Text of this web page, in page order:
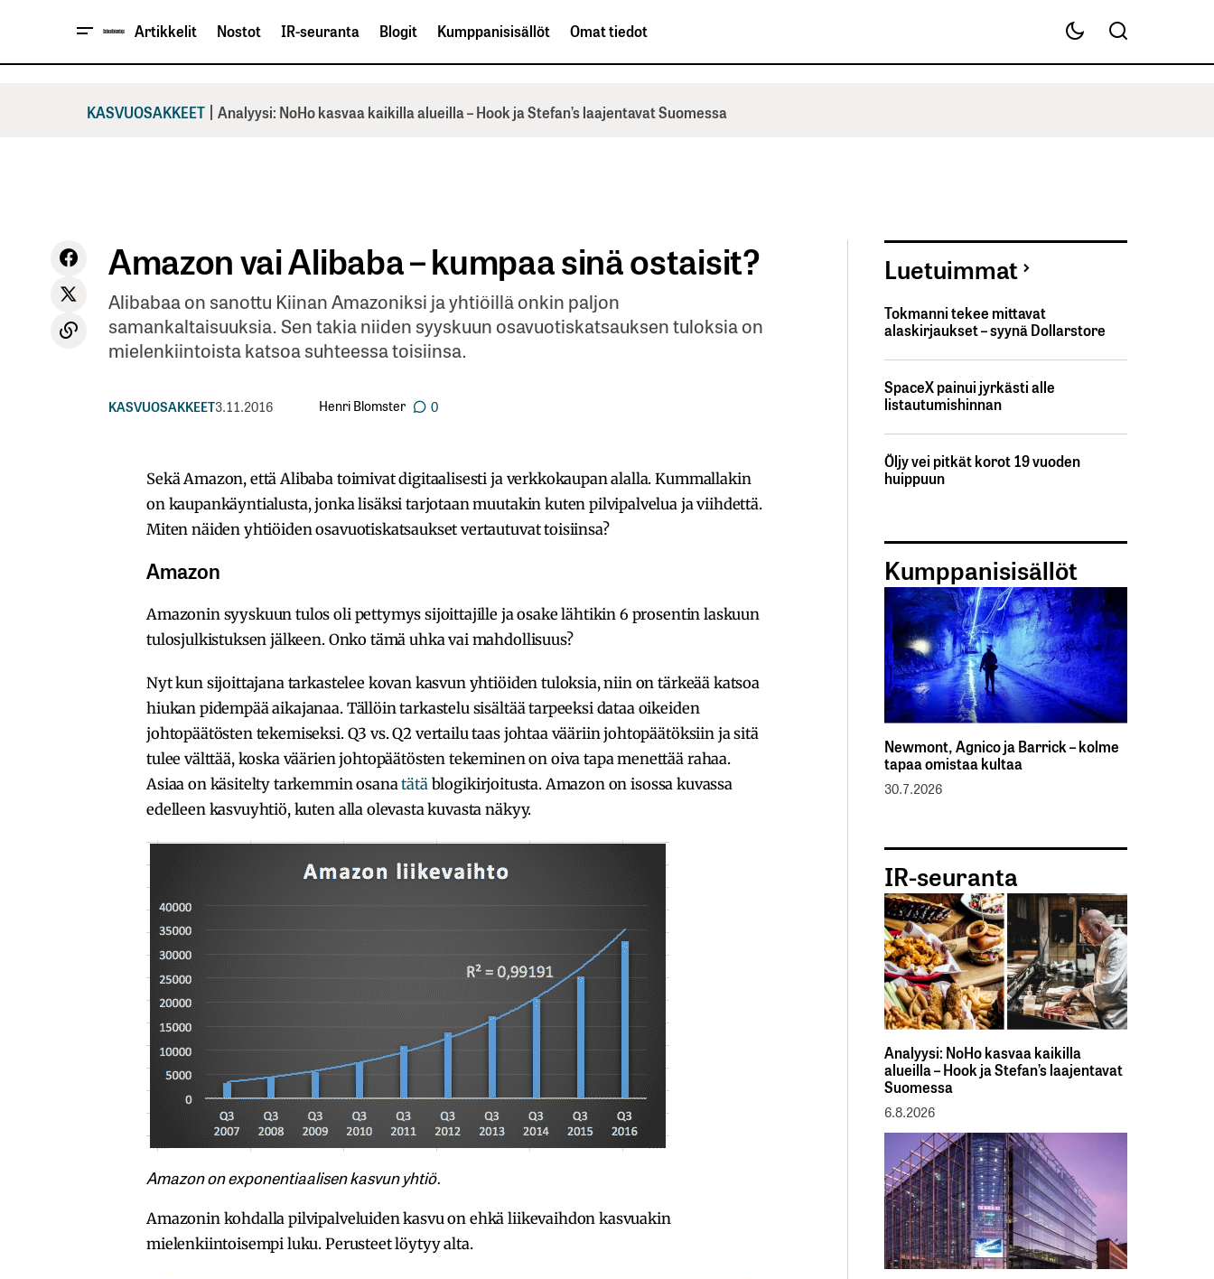
Artikkelit Nostot IR-seuranta Blogit Kumppanisisällöt Omat tiedot
KASVUOSAKKEET | Analyysi: NoHo kasvaa kaikilla alueilla – Hook ja Stefan’s laajentavat Suomessa
Amazon vai Alibaba – kumpaa sinä ostaisit?
Alibabaa on sanottu Kiinan Amazoniksi ja yhtiöillä onkin paljon
samankaltaisuuksia. Sen takia niiden syyskuun osavuotiskatsauksen tuloksia on
mielenkiintoista katsoa suhteessa toisiinsa.
KASVUOSAKKEET3.11.2016 Henri Blomster 0
Sekä Amazon, että Alibaba toimivat digitaalisesti ja verkkokaupan alalla. Kummallakin
on kaupankäyntialusta, jonka lisäksi tarjotaan muutakin kuten pilvipalvelua ja viihdettä.
Miten näiden yhtiöiden osavuotiskatsaukset vertautuvat toisiinsa?
Amazon
Amazonin syyskuun tulos oli pettymys sijoittajille ja osake lähtikin 6 prosentin laskuun
tulosjulkistuksen jälkeen. Onko tämä uhka vai mahdollisuus?
Nyt kun sijoittajana tarkastelee kovan kasvun yhtiöiden tuloksia, niin on tärkeää katsoa
hiukan pidempää aikajanaa. Tällöin tarkastelu sisältää tarpeeksi dataa oikeiden
johtopäätösten tekemiseksi. Q3 vs. Q2 vertailu taas johtaa vääriin johtopäätöksiin ja sitä
tulee välttää, koska väärien johtopäätösten tekeminen on oiva tapa menettää rahaa.
Asiaa on käsitelty tarkemmin osanatätä blogikirjoitusta. Amazon on isossa kuvassa
edelleen kasvuyhtiö, kuten alla olevasta kuvasta näkyy.
Amazon on exponentiaalisen kasvun yhtiö.
Amazonin kohdalla pilvipalveluiden kasvu on ehkä liikevaihdon kasvuakin
mielenkiintoisempi luku. Perusteet löytyy alta.
Luetuimmat
Tokmanni tekee mittavat
alaskirjaukset – syynä Dollarstore
SpaceX painui jyrkästi alle
listautumishinnan
Öljy vei pitkät korot 19 vuoden
huippuun
Kumppanisisällöt
Newmont, Agnico ja Barrick – kolme
tapaa omistaa kultaa
30.7.2026
IR-seuranta
Analyysi: NoHo kasvaa kaikilla
alueilla – Hook ja Stefan’s laajentavat
Suomessa
6.8.2026